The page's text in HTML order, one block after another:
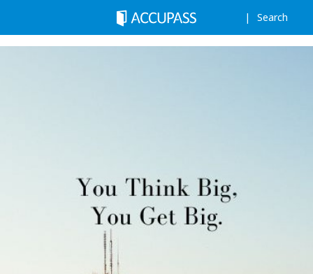
Search